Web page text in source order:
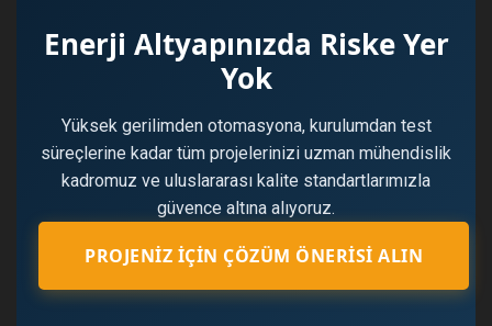
Enerji Altyapınızda Riske Yer
Yok
Yüksek gerilimden otomasyona, kurulumdan test
süreçlerine kadar tüm projelerinizi uzman mühendislik
kadromuz ve uluslararası kalite standartlarımızla
güvence altına alıyoruz.
PROJENIZ İÇIN ÇÖZÜM ÖNERISI ALIN